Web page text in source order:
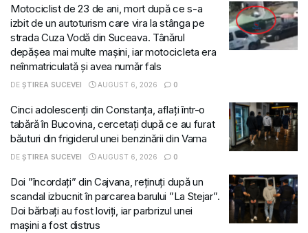
Motociclist de 23 de ani, mort după ce s-a
izbit de un autoturism care vira la stânga pe
strada Cuza Vodă din Suceava. Tânărul
depășea mai multe mașini, iar motocicleta era
neînmatriculată și avea număr fals
DE ȘTIREA SUCEVEI AUGUST 6, 2026 0
Cinci adolescenți din Constanța, aflați într-o
tabără în Bucovina, cercetați după ce au furat
băuturi din frigiderul unei benzinării din Vama
DE ȘTIREA SUCEVEI AUGUST 6, 2026 0
Doi ”încordați” din Cajvana, reținuți după un
scandal izbucnit în parcarea barului ”La Stejar”.
Doi bărbați au fost loviți, iar parbrizul unei
mașini a fost distrus